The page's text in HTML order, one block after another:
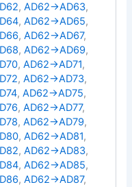
, AD62→AD63,
, AD62→AD65,
, AD62→AD67,
, AD62→AD69,
, AD62→AD71,
, AD62→AD73,
, AD62→AD75,
, AD62→AD77,
, AD62→AD79,
, AD62→AD81,
, AD62→AD83,
, AD62→AD85,
, AD62→AD87,